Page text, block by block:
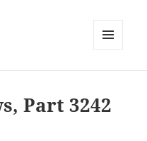
Part 3242